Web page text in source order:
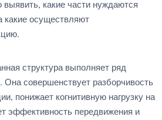
выявить, какие части нуждаются
какие осуществляют
структура выполняет ряд
Она совершенствует разборчивость
понижает когнитивную нагрузку на
эффективность передвижения и